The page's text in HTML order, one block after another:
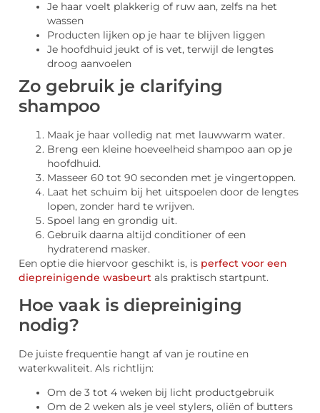
Je haar voelt plakkerig of ruw aan, zelfs na het
wassen
Producten lijken op je haar te blijven liggen
Je hoofdhuid jeukt of is vet, terwijl de lengtes
droog aanvoelen
Zo gebruik je clarifying
shampoo
Maak je haar volledig nat met lauwwarm water.
Breng een kleine hoeveelheid shampoo aan op je
hoofdhuid.
Masseer 60 tot 90 seconden met je vingertoppen.
Laat het schuim bij het uitspoelen door de lengtes
lopen, zonder hard te wrijven.
Spoel lang en grondig uit.
Gebruik daarna altijd conditioner of een
hydraterend masker.
Een optie die hiervoor geschikt is, is perfect voor een
diepreinigende wasbeurt als praktisch startpunt.
Hoe vaak is diepreiniging
nodig?
De juiste frequentie hangt af van je routine en
waterkwaliteit. Als richtlijn:
Om de 3 tot 4 weken bij licht productgebruik
Om de 2 weken als je veel stylers, oliën of butters